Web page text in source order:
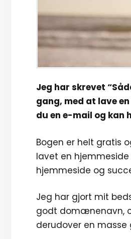
Jeg har skrevet
gang, med at lave
du en e-mail og kan
Bogen er helt gratis
lavet en
hjemmeside og
Jeg har gjort mit
godt domænenavn,
derudover en